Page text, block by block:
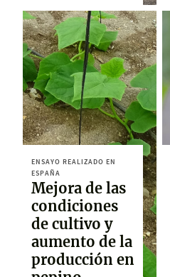
ENSAYO REALIZADO EN
ESPAÑA
Mejora de las
condiciones
de cultivo y
aumento de la
producción en